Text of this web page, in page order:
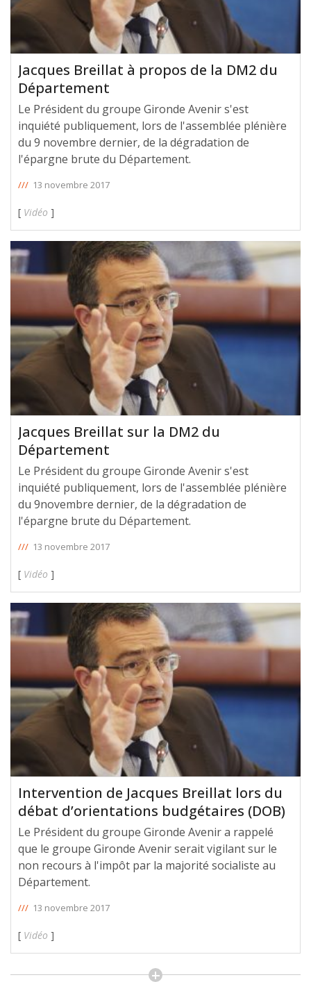
Jacques Breillat à propos de la DM2 du
Département
Le Président du groupe Gironde Avenir s'est
inquiété publiquement, lors de l'assemblée plénière
du 9 novembre dernier, de la dégradation de
l'épargne brute du Département.
/// 13 novembre 2017
[ Vidéo ]
Jacques Breillat sur la DM2 du
Département
Le Président du groupe Gironde Avenir s'est
inquiété publiquement, lors de l'assemblée plénière
du 9novembre dernier, de la dégradation de
l'épargne brute du Département.
/// 13 novembre 2017
[ Vidéo ]
Intervention de Jacques Breillat lors du
débat d’orientations budgétaires (DOB)
Le Président du groupe Gironde Avenir a rappelé
que le groupe Gironde Avenir serait vigilant sur le
non recours à l'impôt par la majorité socialiste au
Département.
/// 13 novembre 2017
[ Vidéo ]